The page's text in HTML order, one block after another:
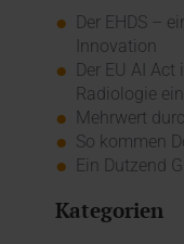
Der EHDS –
Innovation
Der EU AI
Radiologie ein
Mehrwert
So kommen
Ein Dutzend
Kategorien